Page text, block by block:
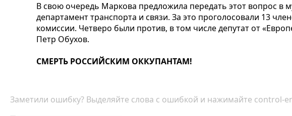
В свою очередь Маркова предложила передать этот вопрос в
департамент транспорта и связи. За это проголосовали 13
комиссии. Четверо были против, в том числе депутат от
Петр Обухов.
СМЕРТЬ РОССИЙСКИМ ОККУПАНТАМ!
Заметили ошибку? Выделяйте слова с ошибкой и нажимайте control-